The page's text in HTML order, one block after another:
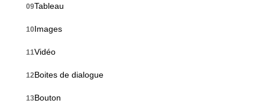
09Tableau
10Images
11Vidéo
12Boites de dialogue
13Bouton